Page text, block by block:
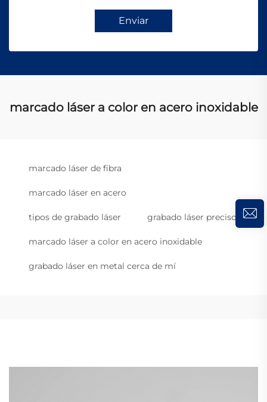
Enviar
marcado láser a color en acero inoxidable
marcado láser de fibra
marcado láser en acero
tipos de grabado láser grabado láser preciso
marcado láser a color en acero inoxidable
grabado láser en metal cerca de mí